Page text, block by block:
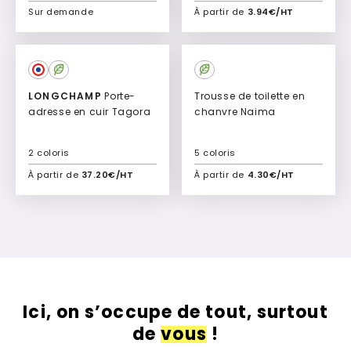
Sur demande
Ajouter à mon devis
À partir de 3.94€/HT
Ajouter à mon devis
LONGCHAMP Porte-
adresse en cuir Tagora
À partir de 37.20€/HT
2 coloris
Ajouter à mon devis
Trousse de toilette en
chanvre Naima
À partir de 4.30€/HT
5 coloris
Ajouter à mon devis
Ici, on s’occupe de tout, surtout
devous!